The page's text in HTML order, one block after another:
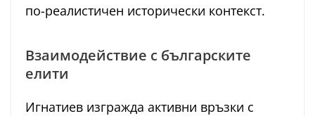
по-реалистичен исторически контекст.
Взаимодействие с българските
елити
Игнатиев изгражда активни връзки с